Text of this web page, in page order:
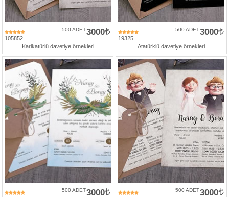
105852
3000
500 ADET
Karikatürlü davetiye örnekleri
19325
3000
500 ADET
Atatürklü davetiye örnekleri
3000
500 ADET 3000
500 ADET